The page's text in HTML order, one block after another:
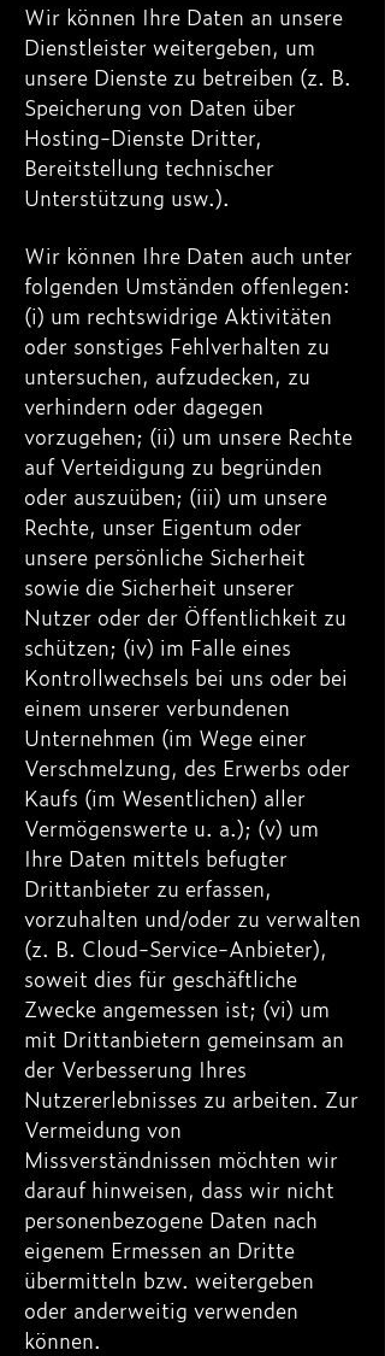
Wir können Ihre Daten an unsere
Dienstleister weitergeben, um
unsere Dienste zu betreiben (z. B.
Speicherung von Daten über
Hosting-Dienste Dritter,
Bereitstellung technischer
Unterstützung usw.).
Wir können Ihre Daten auch unter
folgenden Umständen offenlegen:
(i) um rechtswidrige Aktivitäten
oder sonstiges Fehlverhalten zu
untersuchen, aufzudecken, zu
verhindern oder dagegen
vorzugehen; (ii) um unsere Rechte
auf Verteidigung zu begründen
oder auszuüben; (iii) um unsere
Rechte, unser Eigentum oder
unsere persönliche Sicherheit
sowie die Sicherheit unserer
Nutzer oder der Öffentlichkeit zu
schützen; (iv) im Falle eines
Kontrollwechsels bei uns oder bei
einem unserer verbundenen
Unternehmen (im Wege einer
Verschmelzung, des Erwerbs oder
Kaufs (im Wesentlichen) aller
Vermögenswerte u. a.); (v) um
Ihre Daten mittels befugter
Drittanbieter zu erfassen,
vorzuhalten und/oder zu verwalten
(z. B. Cloud-Service-Anbieter),
soweit dies für geschäftliche
Zwecke angemessen ist; (vi) um
mit Drittanbietern gemeinsam an
der Verbesserung Ihres
Nutzererlebnisses zu arbeiten. Zur
Vermeidung von
Missverständnissen möchten wir
darauf hinweisen, dass wir nicht
personenbezogene Daten nach
eigenem Ermessen an Dritte
übermitteln bzw. weitergeben
oder anderweitig verwenden
können.